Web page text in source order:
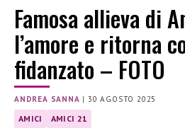
Famosa allieva di
l’amore e ritorna
fidanzato – FOTO
ANDREA SANNA |30 AGOSTO 2025
AMICI AMICI 21